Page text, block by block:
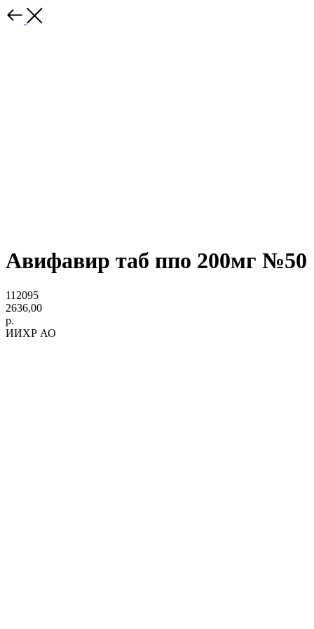
Авифавир таб ппо 200мг №50
112095
2636,00
р.
ИИХР АО